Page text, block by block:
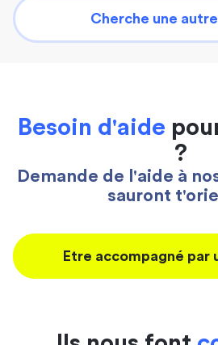
Cherche une
Besoin d'aide
?
Demande de l'aide à
sauront
Etre accompagné par